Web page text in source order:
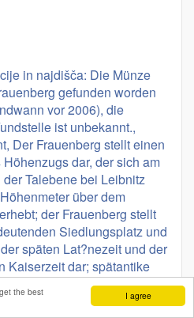
I agree
the best
in najdišča: Die Münze
gefunden worden
vor 2006), die
ist unbekannt.,
Der Frauenberg stellt einen
dar, der sich am
der Talebene bei Leibnitz
über dem
der Frauenberg stellt
Siedlungsplatz und
späten Lat?nezeit und der
Kaiserzeit dar; spätantike
bis in die 1. Hälfte des 5.
podatkov in datiranje: